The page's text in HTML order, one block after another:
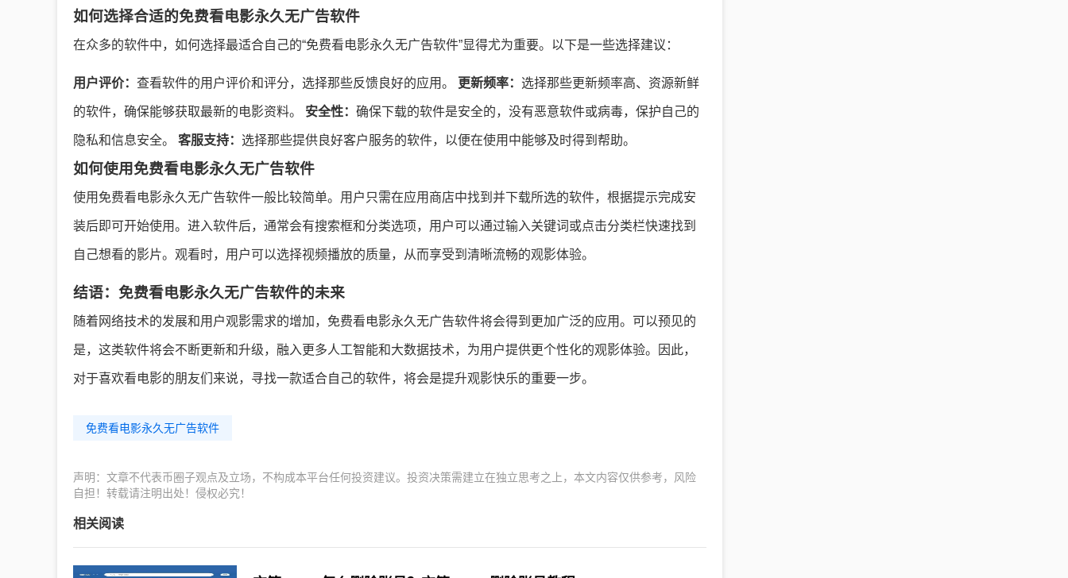
如何选择合适的免费看电影永久无广告软件
在众多的软件中，如何选择最适合自己的“免费看电影永久无广告软件”显得尤为重要。以下是一些选择建议：
用户评价： 查看软件的用户评价和评分，选择那些反馈良好的应用。 更新频率： 选择那些更新频率高、资源新鲜
的软件，确保能够获取最新的电影资料。 安全性： 确保下载的软件是安全的，没有恶意软件或病毒，保护自己的
隐私和信息安全。 客服支持： 选择那些提供良好客户服务的软件，以便在使用中能够及时得到帮助。
如何使用免费看电影永久无广告软件
使用免费看电影永久无广告软件一般比较简单。用户只需在应用商店中找到并下载所选的软件，根据提示完成安
装后即可开始使用。进入软件后，通常会有搜索框和分类选项，用户可以通过输入关键词或点击分类栏快速找到
自己想看的影片。观看时，用户可以选择视频播放的质量，从而享受到清晰流畅的观影体验。
结语：免费看电影永久无广告软件的未来
随着网络技术的发展和用户观影需求的增加，免费看电影永久无广告软件将会得到更加广泛的应用。可以预见的
是，这类软件将会不断更新和升级，融入更多人工智能和大数据技术，为用户提供更个性化的观影体验。因此，
对于喜欢看电影的朋友们来说，寻找一款适合自己的软件，将会是提升观影快乐的重要一步。
免费看电影永久无广告软件
声明：文章不代表币圈子观点及立场，不构成本平台任何投资建议。投资决策需建立在独立思考之上，本文内容仅供参考，风险
自担！转载请注明出处！侵权必究！
相关阅读